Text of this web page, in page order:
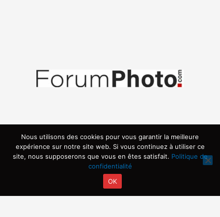
Copyright © 2026 | Propulsé par ARVIA
Nous utilisons des cookies pour vous garantir la meilleure
expérience sur notre site web. Si vous continuez à utiliser ce
site, nous supposerons que vous en êtes satisfait. Politique de
confidentialité
OK